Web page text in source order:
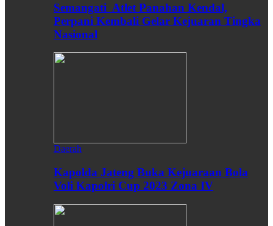
Semangati Atlet Panahan Kendal,
Perpani Kembali Gelar Kejuaran Tingka
Nasional
Daerah
Kapolda Jateng Buka Kejuaraan Bola
Voli Kapolri Cup 2023 Zona IV